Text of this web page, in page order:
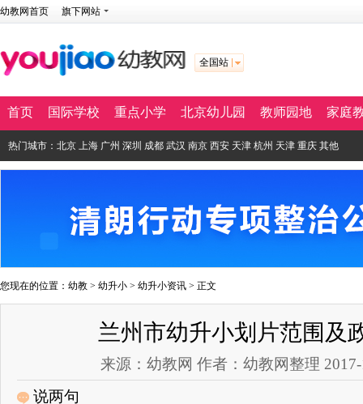
幼教网首页 旗下网站
全国站
首页 国际学校 重点小学 北京幼儿园 教师园地 家庭
热门城市： 北京 上海 广州 深圳 成都 武汉 南京 西安 天津 杭州 天津 重庆 其他
您现在的位置： 幼教 > 幼升小 > 幼升小资讯 > 正文
兰州市幼升小划片范围及
来源：幼教网 作者：幼教网整理
说两句